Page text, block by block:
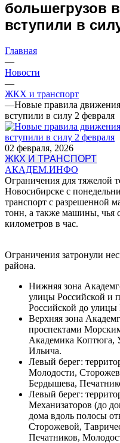
большегрузов
вступили в
Главная
—
Новости
—
ЖКХ и транспорт
—Новые правила
вступили в силу 2 февраля
02 февраля, 2026
ЖКХ И ТРАНСПОРТ
АКАДЕМ.ИНФО
Ограничения для тяжелой
Новосибирске с
транспорт с разрешенной
тонн, а также машины, чья
километров в час.
Ограничения затронули
района.
Нижняя зона
улицы Российской и
Российской до улицы
Верхняя зона
проспектами
Академика Коптюга,
Ильича.
Левый берег:
Молодости,
Бердышева,
Левый берег:
Механизаторов (до
дома вдоль полосы
Сторожевой,
Печатников,